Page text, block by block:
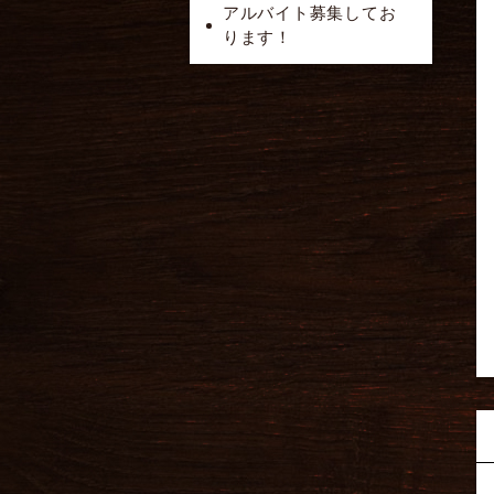
アルバイト募集してお
ります！